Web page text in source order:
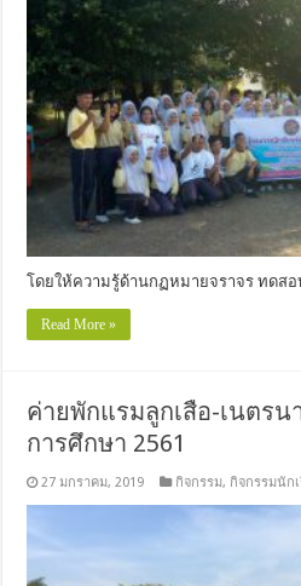
โดยให้ความรู้ด้านกฏหมายจราจร ทดส
Read More »
ค่ายพักแรมลูกเสือ-เนตร
การศึกษา 2561
27 มกราคม, 2019 กิจกรรม, กิจกรรมนัก